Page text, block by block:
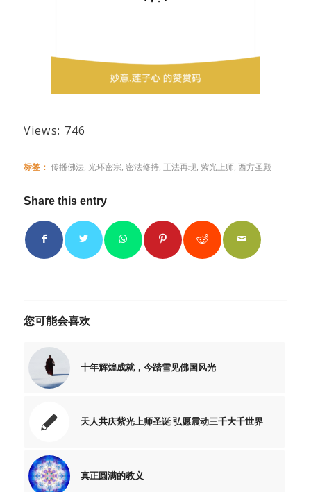
Views: 746
标签： 传播佛法, 光环密宗, 密法修持, 正法再现, 紫光上师, 西方圣殿
Share this entry
您可能会喜欢
十年辉煌成就，今踏雪见佛国风光
天人共庆紫光上师圣诞 弘愿震动三千大千世界
真正圆满的教义